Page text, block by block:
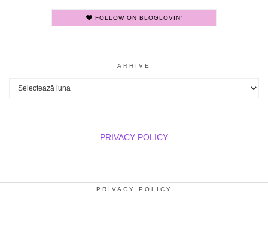
FOLLOW ON BLOGLOVIN'
ARHIVE
Arhive
PRIVACY POLICY
PRIVACY POLICY